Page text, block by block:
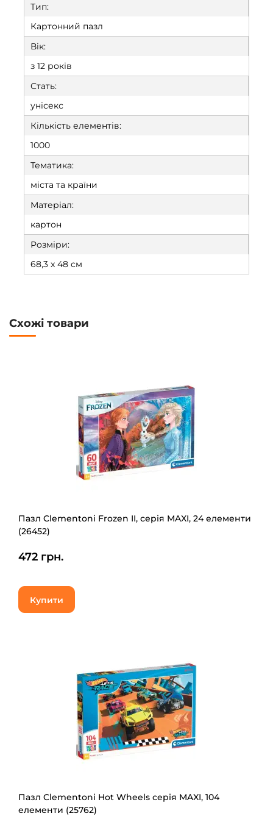
Тип:
Картонний пазл
Вік:
з 12 років
Стать:
унісекс
Кількість елементів:
1000
Тематика:
міста та країни
Матеріал:
картон
Розміри:
68,3 x 48 см
Схожі товари
Пазл Clementoni Frozen II, серія MAXI, 24 елементи
(26452)
472 грн.
Купити
Пазл Clementoni Hot Wheels серія MAXI, 104
елементи (25762)